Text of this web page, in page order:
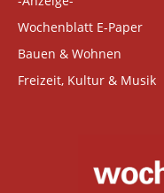
Wochenblatt E-Paper
Bauen & Wohnen
Freizeit, Kultur & Musik